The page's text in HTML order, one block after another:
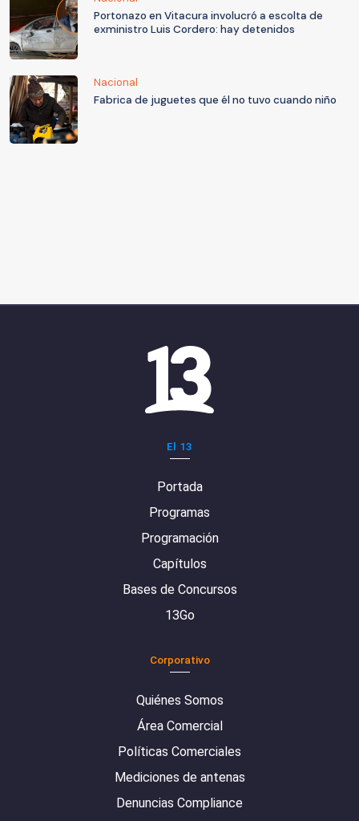
Portonazo en Vitacura involucró a escolta de
exministro Luis Cordero: hay detenidos
Nacional
Fabrica de juguetes que él no tuvo cuando niño
El 13
Portada
Programas
Programación
Capítulos
Bases de Concursos
13Go
Corporativo
Quiénes Somos
Área Comercial
Políticas Comerciales
Mediciones de antenas
Denuncias Compliance